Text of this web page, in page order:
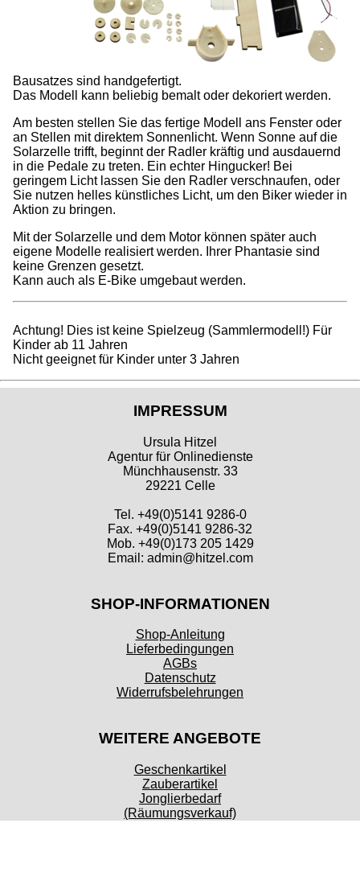
Bausatzes sind handgefertigt.
Das Modell kann beliebig bemalt oder dekoriert werden.
Am besten stellen Sie das fertige Modell ans Fenster oder
an Stellen mit direktem Sonnenlicht. Wenn Sonne auf die
Solarzelle trifft, beginnt der Radler kräftig und ausdauernd
in die Pedale zu treten. Ein echter Hingucker! Bei
geringem Licht lassen Sie den Radler verschnaufen, oder
Sie nutzen helles künstliches Licht, um den Biker wieder in
Aktion zu bringen.
Mit der Solarzelle und dem Motor können später auch
eigene Modelle realisiert werden. Ihrer Phantasie sind
keine Grenzen gesetzt.
Kann auch als E-Bike umgebaut werden.
Achtung! Dies ist keine Spielzeug (Sammlermodell!) Für
Kinder ab 11 Jahren
Nicht geeignet für Kinder unter 3 Jahren
IMPRESSUM
Ursula Hitzel
Agentur für Onlinedienste
Münchhausenstr. 33
29221 Celle
Tel. +49(0)5141 9286-0
Fax. +49(0)5141 9286-32
Mob. +49(0)173 205 1429
Email: admin@hitzel.com
SHOP-INFORMATIONEN
Shop-Anleitung
Lieferbedingungen
AGBs
Datenschutz
Widerrufsbelehrungen
WEITERE ANGEBOTE
Geschenkartikel
Zauberartikel
Jonglierbedarf
(Räumungsverkauf)